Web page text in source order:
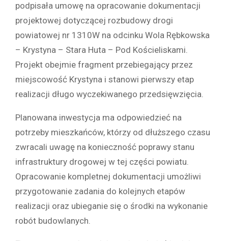
podpisała umowę na opracowanie dokumentacji
projektowej dotyczącej rozbudowy drogi
powiatowej nr 1310W na odcinku Wola Rębkowska
– Krystyna – Stara Huta – Pod Kościeliskami.
Projekt obejmie fragment przebiegający przez
miejscowość Krystyna i stanowi pierwszy etap
realizacji długo wyczekiwanego przedsięwzięcia.
Planowana inwestycja ma odpowiedzieć na
potrzeby mieszkańców, którzy od dłuższego czasu
zwracali uwagę na konieczność poprawy stanu
infrastruktury drogowej w tej części powiatu.
Opracowanie kompletnej dokumentacji umożliwi
przygotowanie zadania do kolejnych etapów
realizacji oraz ubieganie się o środki na wykonanie
robót budowlanych.